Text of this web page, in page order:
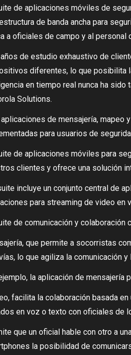
de aplicaciones móviles de
de banda ancha para
a oficiales de campo y al personal
de estudio exhaustivo de
diferentes, lo que posibilita
en tiempo real nunca ha
Solutions.
aplicaciones de mensajería, mapeo
para usuarios de
de aplicaciones móviles para
clientes y ofrece una solución
incluye un conjunto central de
para streaming de video en
de comunicación y
que permite a socorristas
lo que agiliza la comunicación y
la aplicación de mensajería
facilita la colaboración basada
en voz o texto con oficiales de
que un oficial hable con otro a
la posibilidad de